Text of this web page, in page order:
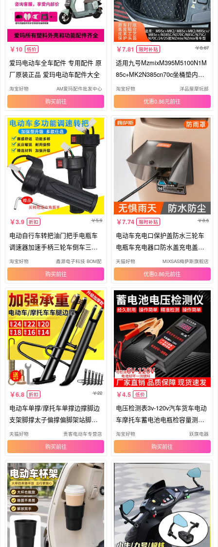
10 低价
爱玛电动车全车配件 专用配件 原
厂原装正品 爱玛电动车配件大全
淘宝好物 AM爱玛配件批发中心
购买
7.81 限时补贴 8.67
适用九号MzmixM395M5100N1M
85c+MK2N385cn70c坐桶垫内衬
配件改装
淘宝好物 洋品屋摩玩部
优惠0.86元
3.9 折扣 5.9
电动自行车转把油门把手电瓶车
调速器加速手柄三轮车倒车三速
转把
淘宝好物 鑫源电子科技 BOM配单 IC元器件批发
购买
7.74 限时补贴 8.6
电动车充电口保护盖防水三轮车
电瓶车充电器口防水盖充电盖防
雨罩
天猫好物 MIXSAS梅萨斯旗舰店
优惠0.86元
6.8 折扣 22
电动车单撑/摩托车单撑边撑脚边
支架脚撑太子偏撑偏脚架站脚撑
架
天猫好物 贵客电动车专营店
购买
4.5 低价
电压检测表3v-120v汽车货车电动
车摩托车蓄电池电瓶检容量测量
表
淘宝好物 跃旗电器
购买